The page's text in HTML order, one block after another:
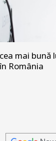
mai bună
România